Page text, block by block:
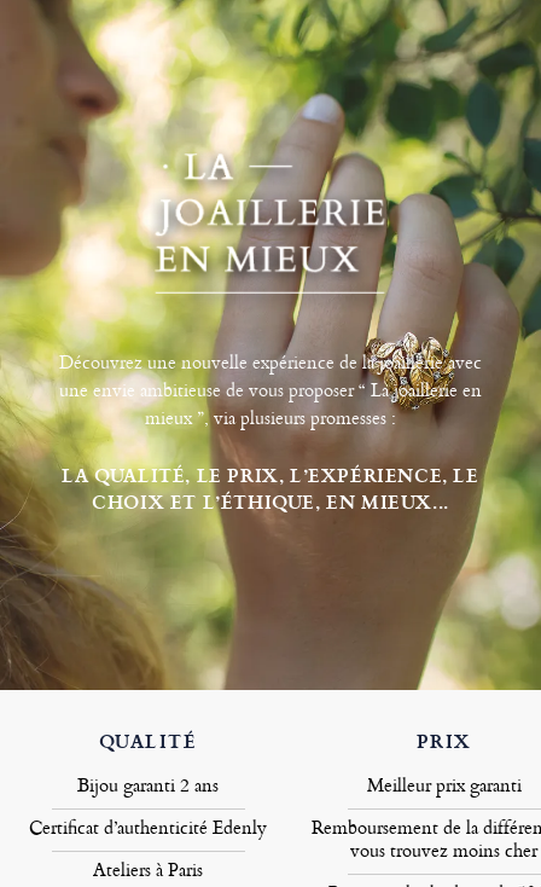
Découvrez une nouvelle expérience de la joaillerie avec
une envie ambitieuse de vous proposer “ La joaillerie en
mieux ”, via plusieurs promesses :
LA QUALITÉ, LE PRIX, L’EXPÉRIENCE, LE
CHOIX ET L’ÉTHIQUE, EN MIEUX...
QUALITÉ
Bijou garanti 2 ans
Certificat d’authenticité Edenly
Ateliers à Paris
PRIX
Meilleur prix garanti
Remboursement de la
vous trouvez moins cher